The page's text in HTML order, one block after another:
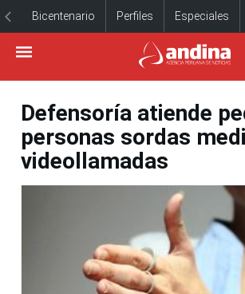
Bicentenario Perfiles Especiales
Defensoría atiende
personas sordas
videollamadas